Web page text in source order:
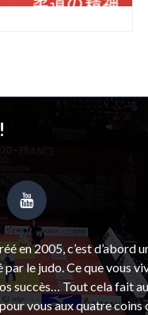
en 2005, c’est d’abord
le judo. Ce que vous
succès… Tout cela fait
vous aux quatre coins